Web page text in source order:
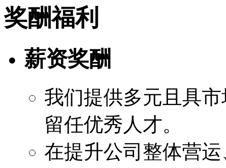
奖酬福利
薪资奖酬
我们提供多元且具
留任优秀人才。
在提升公司整体营